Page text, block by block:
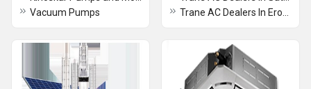
Vacuum Pumps